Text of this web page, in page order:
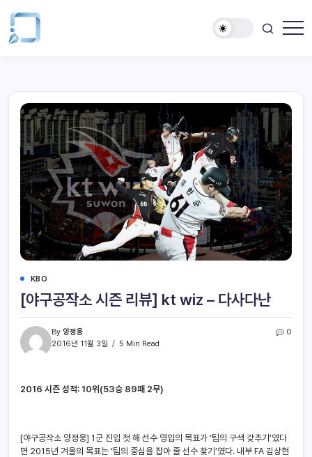
KBO
[야구공작소 시즌 리뷰] kt wiz – 다사다난
By 양정웅
2016년 11월 3일
5 Min Read
0
2016 시즌 성적: 10위(53승 89패 2무)
[야구공작소 양정웅] 1군 진입 첫 해 선수 영입의 목표가 ‘팀의 구색 갖추기’였다
면 2015년 겨울의 목표는 ‘팀의 중심을 잡아 줄 선수 찾기’였다. 내부 FA 김상현